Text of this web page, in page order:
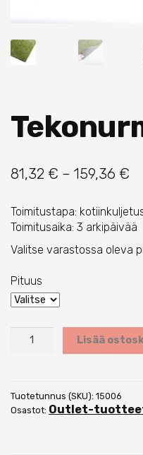
81,32 € – 159,36 €
-
Toimitustapa:
Toimitusaika: 3 arkipäivää
Valitse varastossa oleva
Pituus
Tekonurmi
Lisää
Tuotetunnus (SKU): 15006
Osastot: Outlet-